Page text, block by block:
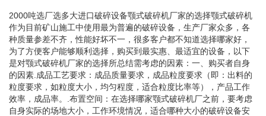
2000吨选厂选多大进口破碎设备颚式破碎机厂家的选择颚式破碎机
作为目前矿山施工中使用最为普遍的破碎设备，生产厂家众多，各
种质量参差不齐，性能好坏不一，很多客户都不知道选择哪家好，
为了方便客户能够顺利选择，购买到最实惠、最适宜的设备，以下
是对颚式破碎机厂家的选择所总结需考虑的因素：一、购买者自身
的因素.成品工艺要求：成品质量要求，成品粒度要求（即：出料的
粒度要求，如粒度大小，均匀程度，适合粒度比率等），产品工作
效率，成品率。.布置空间：在选择哪家颚式破碎机厂之前，要考虑
自身实际的场地大小，工作环境情况，适合哪种大小的破碎设备安